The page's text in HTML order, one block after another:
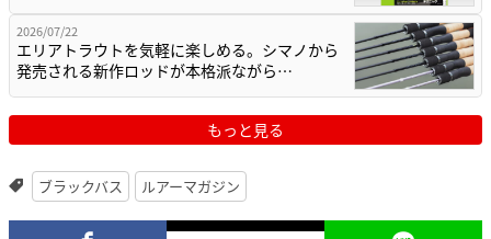
2026/07/22
エリアトラウトを気軽に楽しめる。シマノから
発売される新作ロッドが本格派ながら…
もっと見る
ブラックバス ルアーマガジン